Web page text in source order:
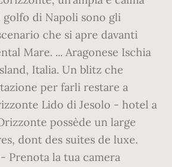
golfo di Napoli sono gli
che si apre davanti
Mare. ... Aragonese Ischia
Italia. Un blitz che
per farli restare a
Lido di Jesolo - hotel a
possède un large
dont des suites de luxe.
Prenota la tua camera